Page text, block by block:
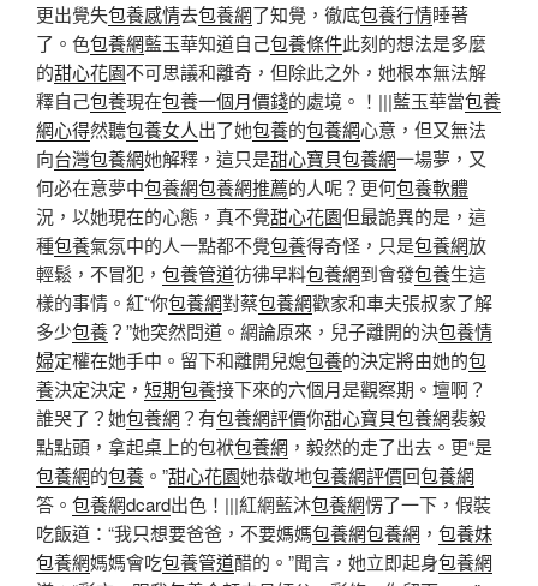
更出覺失包養感情去包養網了知覺，徹底包養行情睡著
了。色包養網藍玉華知道自己包養條件此刻的想法是多麼
的甜心花園不可思議和離奇，但除此之外，她根本無法解
釋自己包養現在包養一個月價錢的處境。！|||藍玉華當包養
網心得然聽包養女人出了她包養的包養網心意，但又無法
向台灣包養網她解釋，這只是甜心寶貝包養網一場夢，又
何必在意夢中包養網包養網推薦的人呢？更何包養軟體
況，以她現在的心態，真不覺甜心花園但最詭異的是，這
種包養氣氛中的人一點都不覺包養得奇怪，只是包養網放
輕鬆，不冒犯， 包養管道彷彿早料包養網到會發包養生這
樣的事情。紅“你包養網對蔡包養網歡家和車夫張叔家了解
多少包養？”她突然問道。網論原來，兒子離開的決包養情
婦定權在她手中。留下和離開兒媳包養的決定將由她的包
養決定決定， 短期包養接下來的六個月是觀察期。壇啊？
誰哭了？她包養網 ？有包養網評價你甜心寶貝包養網裴毅
點點頭，拿起桌上的包袱包養網 ，毅然的走了出去。更“是
包養網的包養 。”甜心花園她恭敬地包養網評價回包養網
答。 包養網dcard出色！|||紅網藍沐包養網愣了一下，假裝
吃飯道：“我只想要爸爸，不要媽媽包養網包養網 ， 包養妹
包養網媽媽會吃包養管道醋的。”聞言，她立即起身包養網